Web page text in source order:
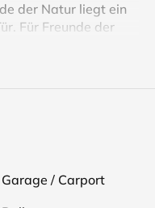
der Natur liegt ein
Für Freunde der
oder zur
große und kleine
die Sie unter
und Kunst einfach
mal auf YT unter dem
Garage / Carport